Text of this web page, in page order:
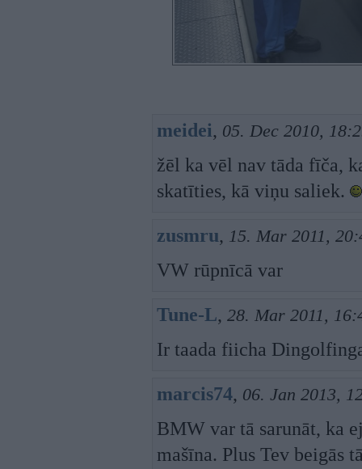
meidei, 05. Dec 2010,
žēl ka vēl nav tāda fīča,
skatīties, kā viņu saliek.
zusmru, 15. Mar 2011,
VW rūpnīcā var
Tune-L, 28. Mar 2011,
Ir taada fiicha
marcis74, 06. Jan 2013,
BMW var tā sarunāt, ka
mašīna. Plus Tev beigās